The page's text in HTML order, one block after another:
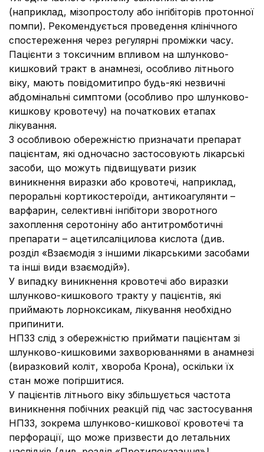
(наприклад, мізопростолу або інгібіторів протонної
помпи). Рекомендується проведення клінічного
спостереження через регулярні проміжки часу.
Пацієнти з токсичним впливом на шлунково-
кишковий тракт в анамнезі, особливо літнього
віку, мають повідомитипро будь-які незвичні
абдомінальні симптоми (особливо про шлунково-
кишкову кровотечу) на початкових етапах
лікування.
З особливою обережністю призначати препарат
пацієнтам, які одночасно застосовують лікарські
засоби, що можуть підвищувати ризик
виникнення виразки або кровотечі, наприклад,
пероральні кортикостероїди, антикоагулянти –
варфарин, селективні інгібітори зворотного
захоплення серотоніну або антитромботичні
препарати – ацетилсаліцилова кислота (див.
розділ «Взаємодія з іншими лікарськими засобами
та інші види взаємодій»).
У випадку виникнення кровотечі або виразки
шлунково-кишкового тракту у пацієнтів, які
приймають лорноксикам, лікування необхідно
припинити.
НПЗЗ слід з обережністю приймати пацієнтам зі
шлунково-кишковими захворюваннями в анамнезі
(виразковий коліт, хвороба Крона), оскільки їх
стан може погіршитися.
У пацієнтів літнього віку збільшується частота
виникнення побічних реакцій під час застосування
НПЗЗ, зокрема шлунково-кишкової кровотечі та
перфорації, що може призвести до летальних